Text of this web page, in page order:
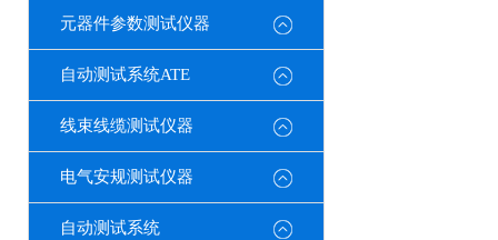
元器件参数测试仪器
自动测试系统ATE
线束线缆测试仪器
电气安规测试仪器
自动测试系统